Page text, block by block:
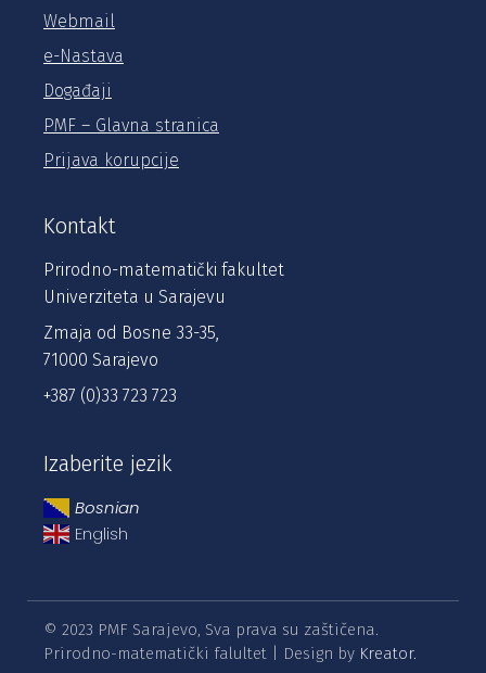
Webmail
e-Nastava
Događaji
PMF – Glavna stranica
Prijava korupcije
Kontakt
Prirodno-matematički fakultet
Univerziteta u Sarajevu
Zmaja od Bosne 33-35,
71000 Sarajevo
+387 (0)33 723 723
Izaberite jezik
Bosnian
English
© 2023 PMF Sarajevo, Sva prava su zaštičena.
Prirodno-matematički falultet | Design by Kreator.